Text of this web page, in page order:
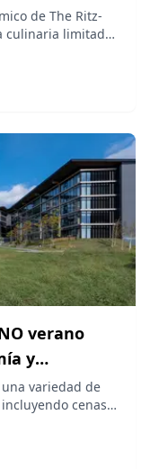
de The Ritz-
culinaria limitada
estacional de
de agosto de
verano
y
una variedad de
cenas
monte Yotei,
artística
al aire